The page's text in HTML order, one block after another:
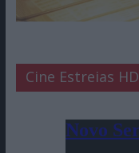
Cine Estreias HD